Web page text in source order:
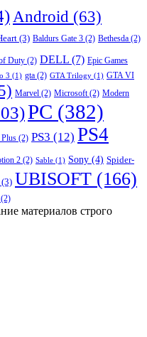
Android (63)
(3) Baldurs Gate 3 (2) Bethesda (2)
Duty (2) DELL (7) Epic Games
3 (1) gta (2) GTA Trilogy (1) GTA VI
Marvel (2) Microsoft (2) Modern
PC (382)
(2) PS3 (12) PS4
2 (2) Sable (1) Sony (4) Spider-
(3) UBISOFT (166)
(2)
материалов строго